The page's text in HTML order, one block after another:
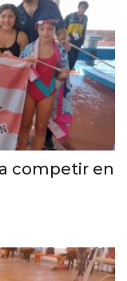
competir en